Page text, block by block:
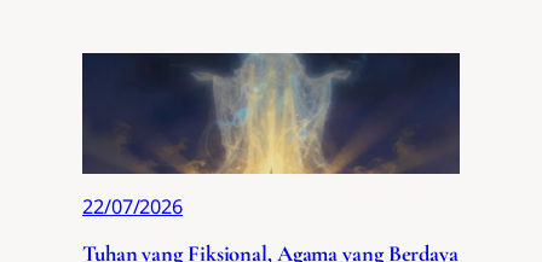
22/07/2026
Tuhan yang Fiksional, Agama yang Berdaya